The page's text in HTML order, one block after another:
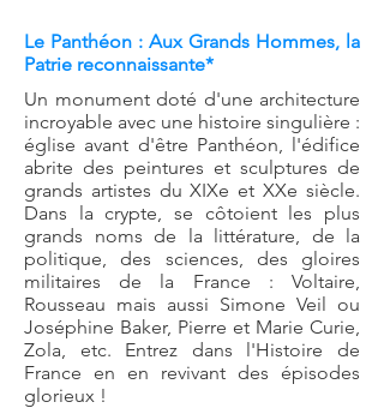
Le Panthéon : Aux Grands Hommes, la
Patrie reconnaissante*
Un monument doté d'une architecture
incroyable avec une histoire singulière :
église avant d'être Panthéon, l'édifice
abrite des peintures et sculptures de
grands artistes du XIXe et XXe siècle.
Dans la crypte, se côtoient les plus
grands noms de la littérature, de la
politique, des sciences, des gloires
militaires de la France : Voltaire,
Rousseau mais aussi Simone Veil ou
Joséphine Baker, Pierre et Marie Curie,
Zola, etc. Entrez dans l'Histoire de
France en en revivant des épisodes
glorieux !